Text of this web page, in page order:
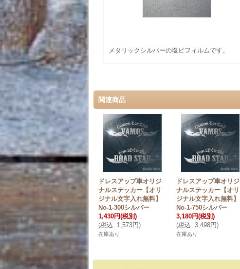
メタリックシルバーの塩ビフィルムです。
関連商品
ドレスアップ車オリジ
ナルステッカー【オリ
ジナル文字入れ無料】
No-1-300シルバー
1,430円(税別)
(税込: 1,573円)
在庫あり
ドレスアップ車オリジ
ナルステッカー【オリ
ジナル文字入れ無料】
No-1-750シルバー
3,180円(税別)
(税込: 3,498円)
在庫あり